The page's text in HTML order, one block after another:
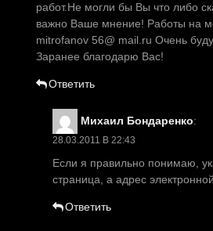
работ.Не могли бы Вы что либо
важно Ваше мнение! Работы на
mitrofanov 56@ mail.ru Очень
Заранее благодарю Вас!
Ответить
Михаил Бондаренко:
28.03.2011 В 22:43
Если я правильно понимаю,
страница, а адрес
Ответить